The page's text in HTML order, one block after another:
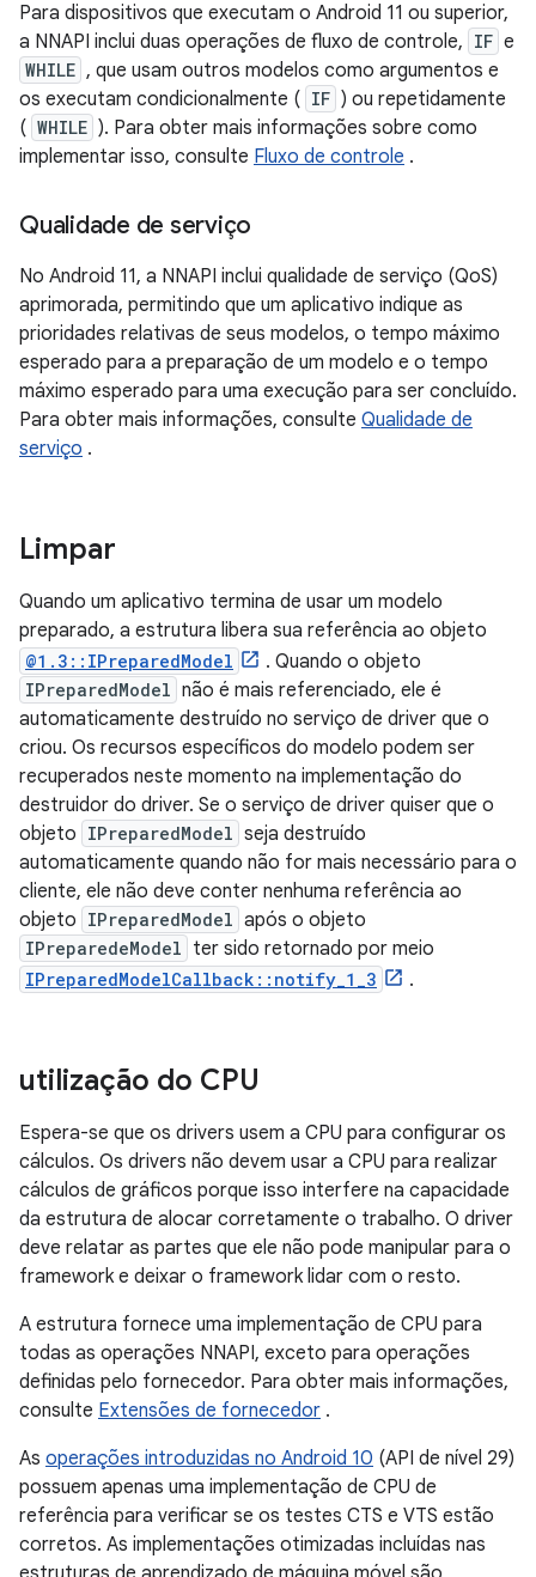
Para dispositivos que executam o Android 11 ou superior,
a NNAPI inclui duas operações de fluxo de controle, IF e
WHILE , que usam outros modelos como argumentos e
os executam condicionalmente ( IF ) ou repetidamente
( WHILE ). Para obter mais informações sobre como
implementar isso, consulte Fluxo de controle .
Qualidade de serviço
No Android 11, a NNAPI inclui qualidade de serviço (QoS)
aprimorada, permitindo que um aplicativo indique as
prioridades relativas de seus modelos, o tempo máximo
esperado para a preparação de um modelo e o tempo
máximo esperado para uma execução para ser concluído.
Para obter mais informações, consulte Qualidade de
serviço .
Limpar
Quando um aplicativo termina de usar um modelo
preparado, a estrutura libera sua referência ao objeto
@1.3::IPreparedModel . Quando o objeto
IPreparedModel não é mais referenciado, ele é
automaticamente destruído no serviço de driver que o
criou. Os recursos específicos do modelo podem ser
recuperados neste momento na implementação do
destruidor do driver. Se o serviço de driver quiser que o
objeto IPreparedModel seja destruído
automaticamente quando não for mais necessário para o
cliente, ele não deve conter nenhuma referência ao
objeto IPreparedModel após o objeto
IPreparedeModel ter sido retornado por meio
IPreparedModelCallback::notify_1_3 .
utilização do CPU
Espera-se que os drivers usem a CPU para configurar os
cálculos. Os drivers não devem usar a CPU para realizar
cálculos de gráficos porque isso interfere na capacidade
da estrutura de alocar corretamente o trabalho. O driver
deve relatar as partes que ele não pode manipular para o
framework e deixar o framework lidar com o resto.
A estrutura fornece uma implementação de CPU para
todas as operações NNAPI, exceto para operações
definidas pelo fornecedor. Para obter mais informações,
consulte Extensões de fornecedor .
As operações introduzidas no Android 10 (API de nível 29)
possuem apenas uma implementação de CPU de
referência para verificar se os testes CTS e VTS estão
corretos. As implementações otimizadas incluídas nas